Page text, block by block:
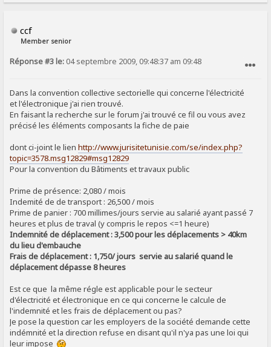
ccf
Member senior
Réponse #3 le: 04 septembre 2009, 09:48:37 am 09:48
Dans la convention collective sectorielle qui concerne l'électricité
et l'électronique j'ai rien trouvé.
En faisant la recherche sur le forum j'ai trouvé ce fil ou vous avez
précisé les éléments composants la fiche de paie
dont ci-joint le lienhttp://www.jurisitetunisie.com/se/index.php?
topic=3578.msg12829#msg12829
Pour la convention du Bâtiments et travaux public
Prime de présence: 2,080 / mois
Indemité de de transport : 26,500 / mois
Prime de panier : 700 millimes/jours servie au salarié ayant passé 7
heures et plus de traval (y compris le repos <=1 heure)
Indemnité de déplacement : 3,500 pour les déplacements > 40km
du lieu d'embauche
Frais de déplacement : 1,750/ jours servie au salarié quand le
déplacement dépasse 8 heures
Est ce que la même régle est applicable pour le secteur
d'électricité et électronique en ce qui concerne le calcule de
l'indemnité et les frais de déplacement ou pas?
Je pose la question car les employers de la société demande cette
indémnité et la direction refuse en disant qu'il n'ya pas une loi qui
leur impose